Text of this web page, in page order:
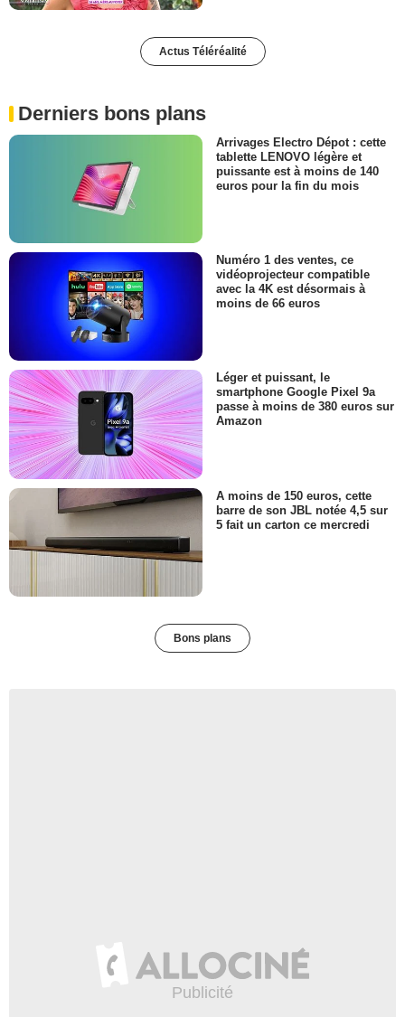
Actus Téléréalité
Derniers bons plans
Arrivages Electro Dépot : cette
tablette LENOVO légère et
puissante est à moins de 140
euros pour la fin du mois
Numéro 1 des ventes, ce
vidéoprojecteur compatible
avec la 4K est désormais à
moins de 66 euros
Léger et puissant, le
smartphone Google Pixel 9a
passe à moins de 380 euros sur
Amazon
A moins de 150 euros, cette
barre de son JBL notée 4,5 sur
5 fait un carton ce mercredi
Bons plans